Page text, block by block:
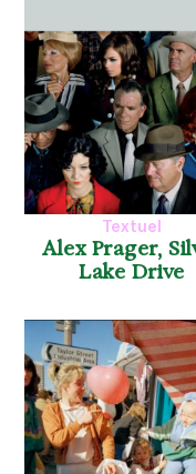
Textuel
Alex Prager,
Lake Drive